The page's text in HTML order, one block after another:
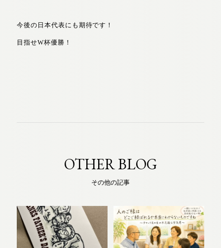
今後の日本代表にも期待です！
目指せW杯優勝！
OTHER BLOG
その他の記事